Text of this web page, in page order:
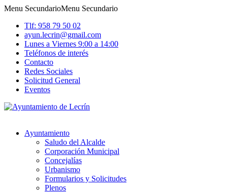
Menu SecundarioMenu Secundario
Tlf: 958 79 50 02
ayun.lecrin@gmail.com
Lunes a Viernes 9:00 a 14:00
Teléfonos de interés
Contacto
Redes Sociales
Solicitud General
Eventos
Ayuntamiento
Saludo del Alcalde
Corporación Municipal
Concejalías
Urbanismo
Formularios y Solicitudes
Plenos